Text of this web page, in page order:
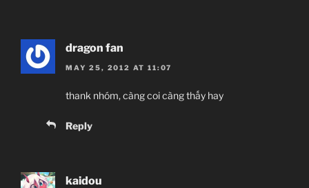
dragon fan
MAY 25, 2012 AT 11:07
thank nhóm, càng coi càng thấy hay
Reply
kaidou